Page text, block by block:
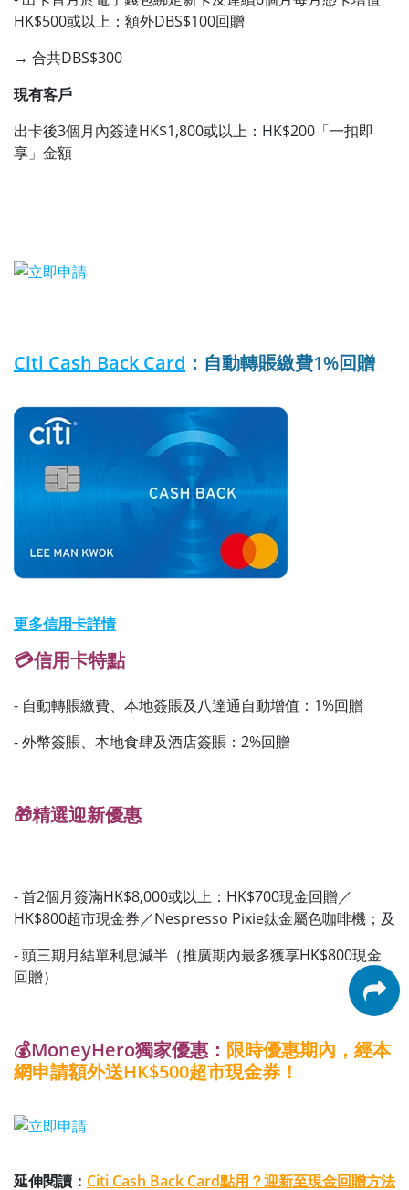
HK$500或以上：額外DBS$100回贈
→ 合共DBS$300
現有客戶
出卡後3個月內簽達HK$1,800或以上：HK$200「一扣即
享」金額
Citi Cash Back Card ：自動轉賬繳費1%回贈
更多信用卡詳情
💳信用卡特點
- 自動轉賬繳費、本地簽賬及八達通自動增值：1%回贈
- 外幣簽賬、本地食肆及酒店簽賬：2%回贈
🎁精選迎新優惠
- 首2個月簽滿HK$8,000或以上：HK$700現金回贈／
HK$800超市現金券／Nespresso Pixie鈦金屬色咖啡機；及
- 頭三期月結單利息減半（推廣期內最多獲享HK$800現金
回贈）
💰MoneyHero獨家優惠： 限時優惠期內，經本
網申請額外送HK$500超市現金券！
延伸閱讀： Citi Cash Back Card點用？迎新至現金回贈方法